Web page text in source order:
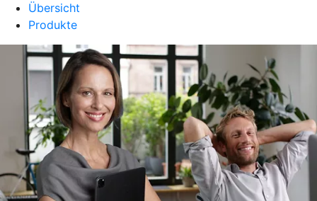
Übersicht
Produkte